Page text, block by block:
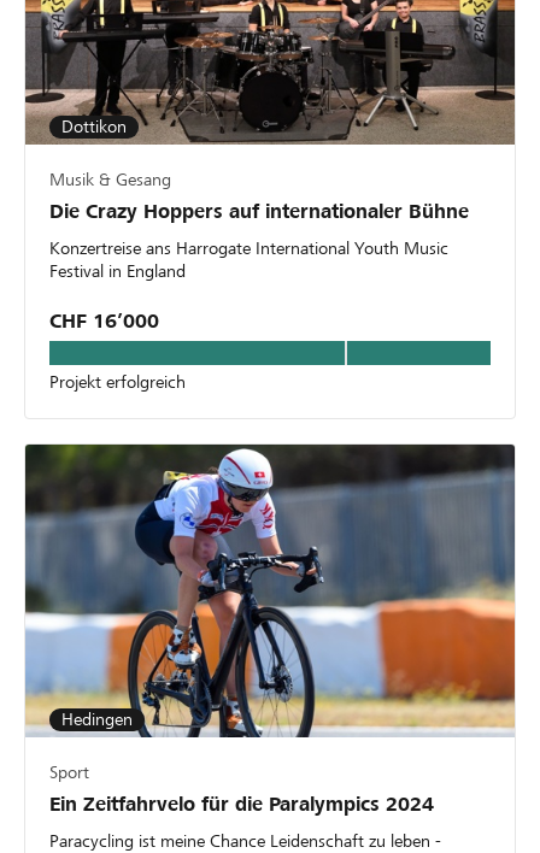
Dottikon
Musik & Gesang
Die Crazy Hoppers auf internationaler Bühne
Konzertreise ans Harrogate International Youth Music
Festival in England
CHF 16’000
Projekt erfolgreich
Hedingen
Sport
Ein Zeitfahrvelo für die Paralympics 2024
Paracycling ist meine Chance Leidenschaft zu leben -